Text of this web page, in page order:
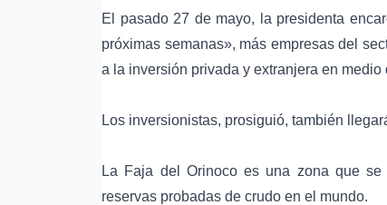
El pasado 27 de mayo, la presidenta
próximas semanas», más empresas del
a la inversión privada y extranjera en
Los inversionistas, prosiguió, también
La Faja del Orinoco es una zona que
reservas probadas de crudo en el mundo.